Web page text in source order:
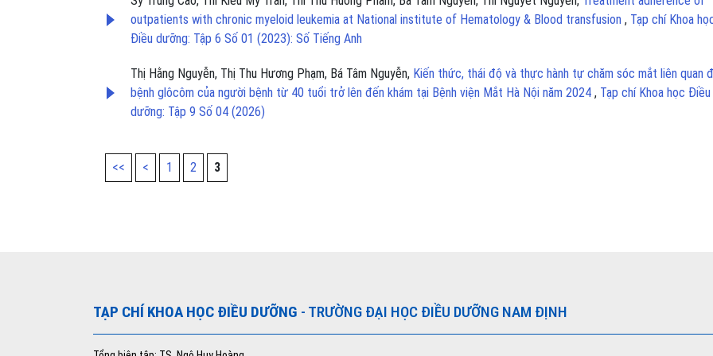
outpatients with chronic myeloid leukemia at National institute of Hematology & Blood transfusion , Tạp chí Khoa
Điều dưỡng: Tập 6 Số 01 (2023): Số Tiếng Anh
Thị Hằng Nguyễn, Thị Thu Hương Phạm, Bá Tâm Nguyễn, Kiến thức, thái độ và thực hành tự chăm sóc mắt liên quan
bệnh glôcôm của người bệnh từ 40 tuổi trở lên đến khám tại Bệnh viện Mắt Hà Nội năm 2024 , Tạp chí Khoa học Điều
dưỡng: Tập 9 Số 04 (2026)
<< < 1 2 3
TẠP CHÍ KHOA HỌC ĐIỀU DƯỠNG - TRƯỜNG ĐẠI HỌC ĐIỀU DƯỠNG NAM ĐỊNH